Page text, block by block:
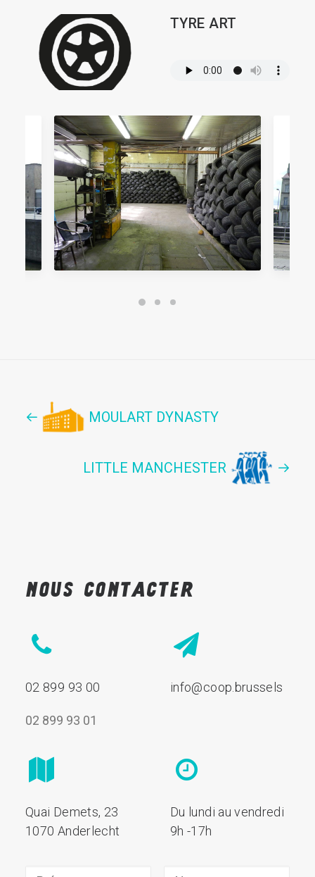
TYRE ART
MOULART DYNASTY
LITTLE MANCHESTER
Nous contacter
02 899 93 00
02 899 93 01
info@coop.brussels
Quai Demets, 23
1070 Anderlecht
Du lundi au vendredi
9h -17h